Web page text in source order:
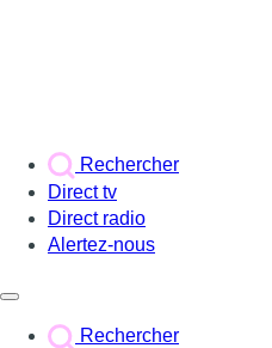
Rechercher
Direct tv
Direct radio
Alertez-nous
Rechercher